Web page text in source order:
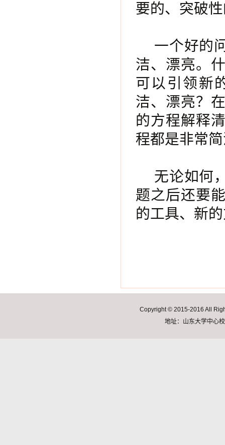
要的、突破
一个好的
洁、漂亮。
可以引领新
洁、漂亮？
的方程解释
程都是非常
无论如何
题之后还要
的工具、新
Copyright © 2015-2016 All
地址：山东大学中心